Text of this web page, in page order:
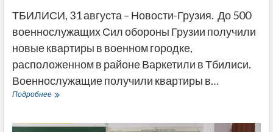
ТБИЛИСИ, 31 августа – Новости-Грузия. До 500
военнослужащих Сил обороны Грузии получили
новые квартиры в военном городке,
расположенном в районе Варкетили в Тбилиси.
Военнослужащие получили квартиры в…
ПодробнееДо
Сил